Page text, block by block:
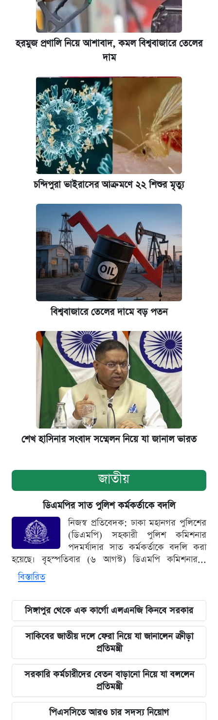
হরমুজ প্রণালি নিয়ে আশাবাদ, কমল বিশ্ববাজারে তেলের
দাম
চন্দিপুরা ভাইরাসের আক্রমণে ২২ শিশুর মৃত্যু
বিশ্ববাজারে তেলের দামে বড় পতন
শেখ হাসিনার সংবাদ সম্মেলন নিয়ে যা জানাল ভারত
জাতীয়
ডিএমপির সাত পুলিশ কর্মকর্তাকে বদলি
নিজস্ব প্রতিবেদক: ঢাকা মহানগর পুলিশের
(ডিএমপি) সহকারী পুলিশ কমিশনার
পদমর্যাদার সাত কর্মকর্তাকে বদলি করা
হয়েছে। বৃহস্পতিবার (৬ আগস্ট) ডিএমপি কমিশনার...
বিস্তারিত
সিঙ্গাপুর থেকে এক কার্গো এলএনজি কিনবে সরকার
সাকিবের জাতীয় দলে ফেরা নিয়ে যা জানালেন ক্রীড়া
প্রতিমন্ত্রী
সরকারি কর্মচারীদের বেতন বাড়ানো নিয়ে যা বললেন
প্রতিমন্ত্রী
পিএসসিতে আরও চার সদস্য নিয়োগ